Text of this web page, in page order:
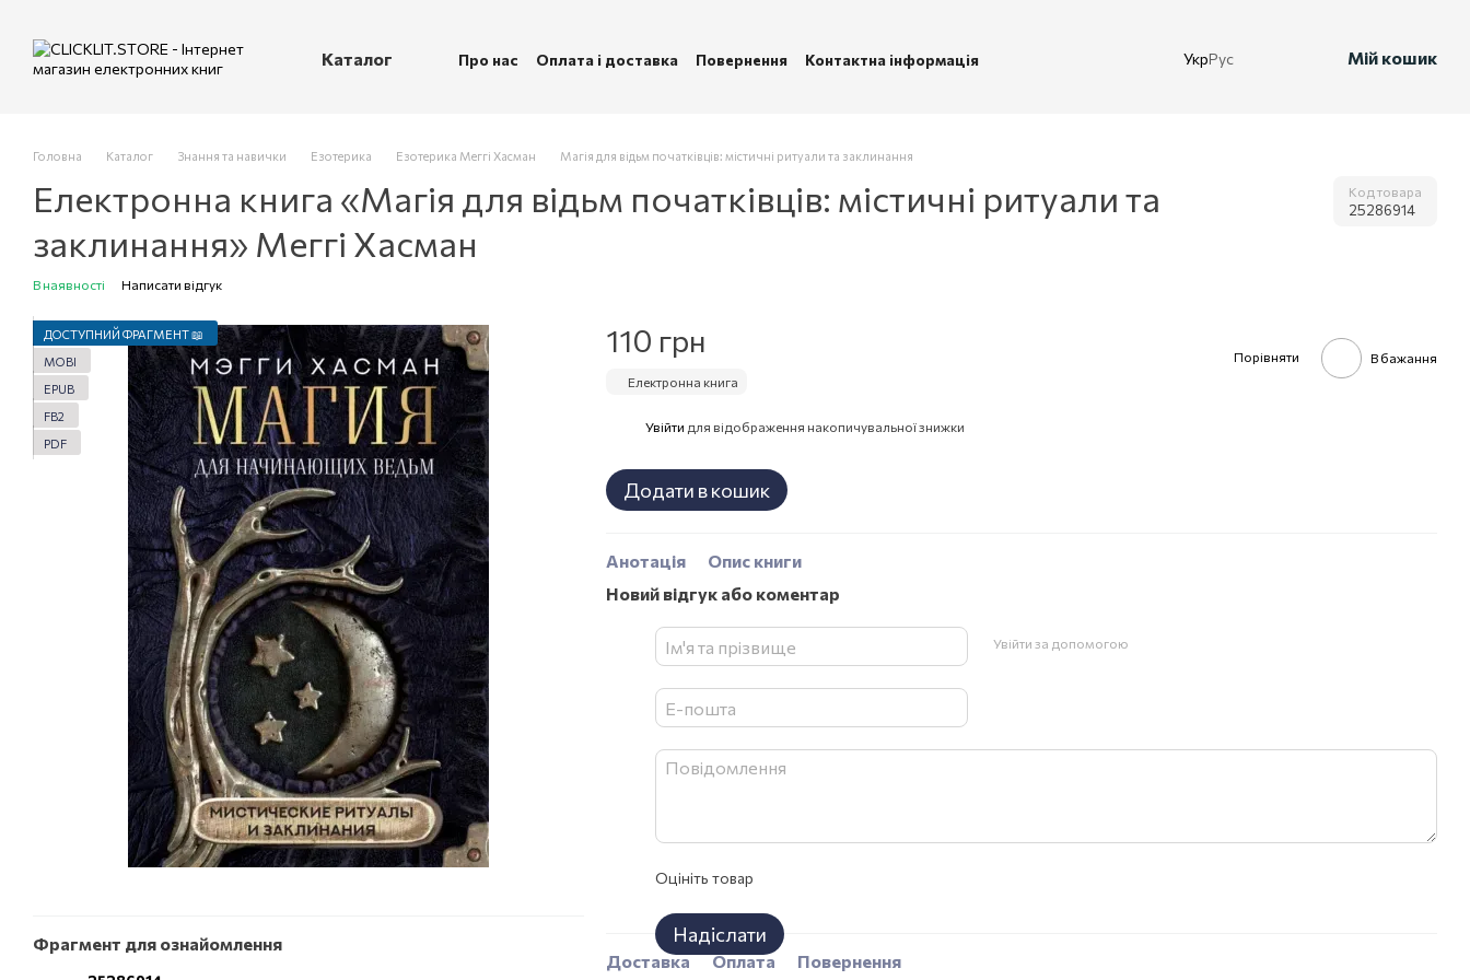
Каталог Про нас Оплата і доставка Повернення
Контактна інформація
УкрРус Мій кошик
Головна Каталог Знання та навички Езотерика Езотерика Меггі Хасман Магія для відьм початківців: містичні ритуали та заклинання
Електронна книга «Магія для відьм початківців: містичні ритуали та
заклинання» Меггі Хасман
Код товара
25286914
В наявності Написати відгук
ДОСТУПНИЙ ФРАГМЕНТ 📖
MOBI
EPUB
FB2
PDF
Фрагмент для ознайомлення
110 грн
Електронна книга
Порівняти В бажання
Увійти для відображення накопичувальної знижки
Додати в кошик
Анотація
Опис книги
Новий відгук або коментар
Увійти за допомогою
Оцініть товар
Надіслати
Доставка Оплата Повернення